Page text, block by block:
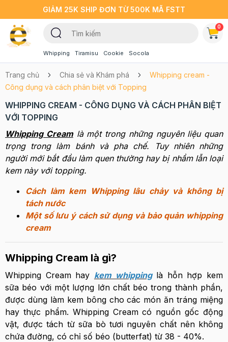
GIẢM 25K SHIP ĐƠN TỪ 500K MÃ FSTT
Whipping Tiramisu Cookie Socola
0
Trang chủ Chia sẻ và Khám phá
Whipping cream -
Công dụng và cách phân biệt với Topping
WHIPPING CREAM - CÔNG DỤNG VÀ CÁCH PHÂN BIỆT
VỚI TOPPING
Whipping Creamlà một trong những nguyên liệu quan
trọng trong làm bánh và pha chế. Tuy nhiên những
người mới bắt đầu làm quen thường hay bị nhầm lẫn loại
kem này với topping.
Cách làm kem Whipping lâu chảy và không bị
tách nước
Một số lưu ý cách sử dụng và bảo quản whipping
cream
Whipping Cream là gì?
Whipping Cream hay kem whippinglà hỗn hợp kem
sữa béo với một lượng lớn chất béo trong thành phần,
được dùng làm kem bông cho các món ăn tráng miệng
hay thực phẩm. Whipping Cream có nguồn gốc động
vật, được tách từ sữa bò tươi nguyên chất nên không
chứa đường, có chỉ số béo (butterfat) từ 38 - 40%.